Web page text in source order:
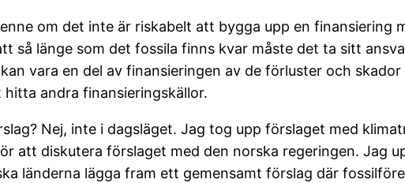
om det inte är riskabelt att bygga upp en finansiering
så länge som det fossila finns kvar måste det ta sitt
vara en del av finansieringen av de förluster och
andra finansieringskällor.
Nej, inte i dagsläget. Jag tog upp förslaget med
att diskutera förslaget med den norska regeringen. Jag
länderna lägga fram ett gemensamt förslag där